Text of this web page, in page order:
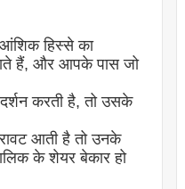
आंशिक हिस्से का
हैं, और आपके पास जो
करती है, तो उसके
आती है तो उनके
के शेयर बेकार हो